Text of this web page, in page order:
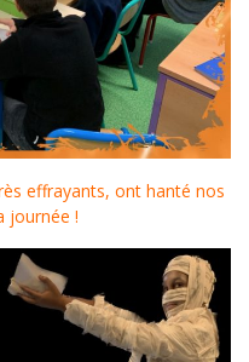
effrayants, ont hanté nos
journée !